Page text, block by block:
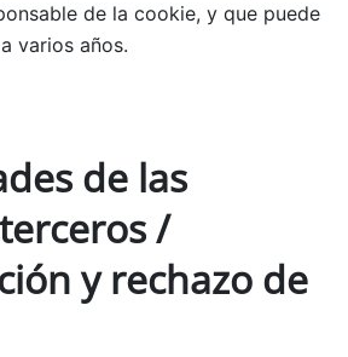
de la cookie, y que puede
varios años.
de las
/
y rechazo de